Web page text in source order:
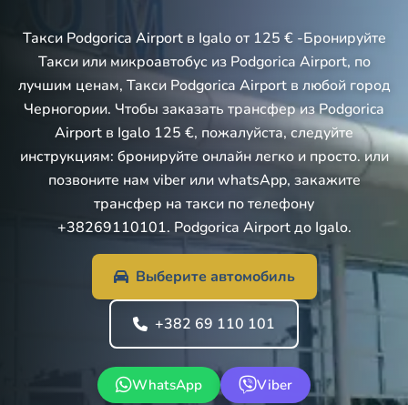
Такси Podgorica Airport в Igalo от 125 € -Бронируйте
Такси или микроавтобус из Podgorica Airport, по
лучшим ценам, Такси Podgorica Airport в любой город
Черногории. Чтобы заказать трансфер из Podgorica
Airport в Igalo 125 €, пожалуйста, следуйте
инструкциям: бронируйте онлайн легко и просто. или
позвоните нам viber или whatsApp, закажите
трансфер на такси по телефону
+38269110101. Podgorica Airport до Igalo.
Выберите автомобиль
+382 69 110 101
WhatsApp Viber